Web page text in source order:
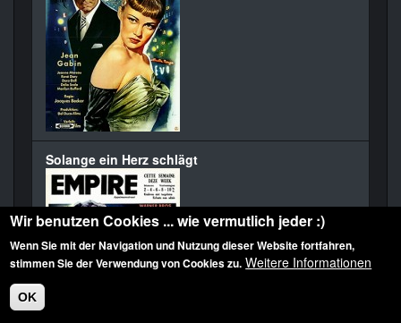
Solange ein Herz schlägt
Wir benutzen Cookies ... wie vermutlich jeder :)
Wenn Sie mit der Navigation und Nutzung dieser Website fortfahren,
stimmen Sie der Verwendung von Cookies zu. Weitere Informationen
OK